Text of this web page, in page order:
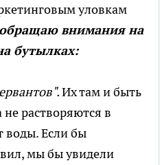
уловкам
внимания на
бутылках:
Их там и быть
растворяются в
воды. Если бы
мы бы увидели